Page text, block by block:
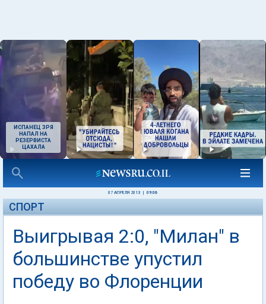
ИСПАНЕЦ ЗРЯ
НАПАЛ НА
РЕЗЕРВИСТА
ЦАХАЛА
07 АПРЕЛЯ 2013 09:06
СПОРТ
Выигрывая 2:0, "Милан" в
большинстве упустил
победу во Флоренции